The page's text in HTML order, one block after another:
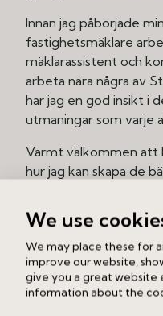
Innan jag påbörjade
fastighetsmäklare
mäklarassistent och
arbeta nära några av
har jag en god insikt i
utmaningar som varje
Varmt välkommen att
hur jag kan skapa de
Mina hem till
We use
We may place these for
improve our website,
give you a great website
information about the